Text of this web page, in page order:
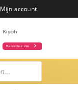
Mijn account